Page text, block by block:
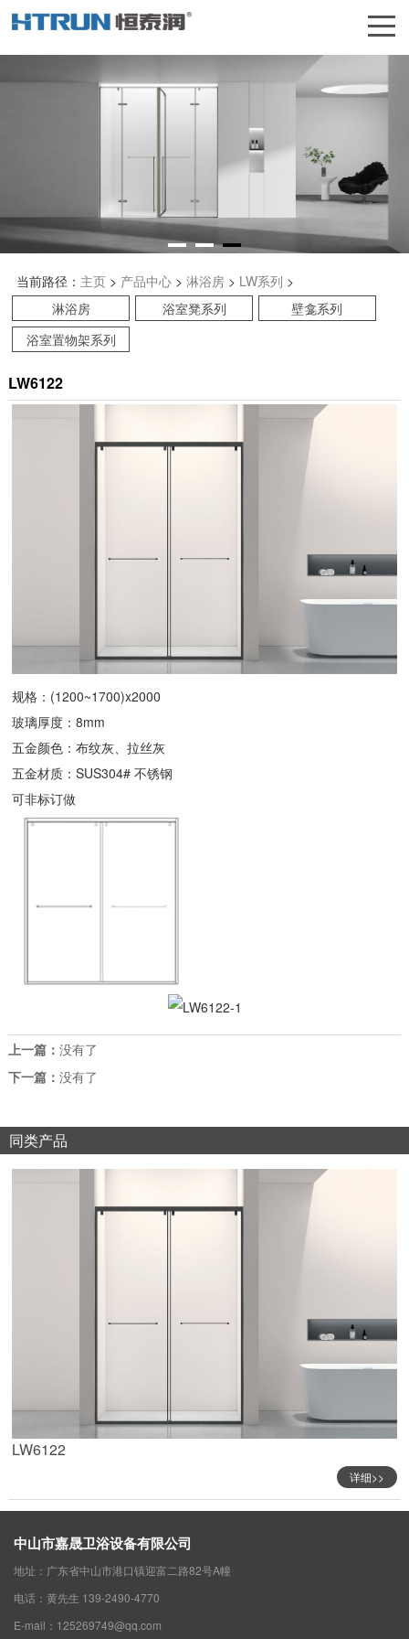
当前路径： 主页> 产品中心> 淋浴房> LW系列 >
淋浴房
浴室凳系列
壁龛系列
浴室置物架系列
LW6122
规格：(1200~1700)x2000
玻璃厚度：8mm
五金颜色：布纹灰、拉丝灰
五金材质：SUS304# 不锈钢
可非标订做
上一篇： 没有了
下一篇： 没有了
同类产品
LW6122
详细>>
中山市嘉晟卫浴设备有限公司
地址：广东省中山市港口镇迎富二路82号A幢
电话：黄先生 139-2490-4770
E-mail：125269749@qq.com